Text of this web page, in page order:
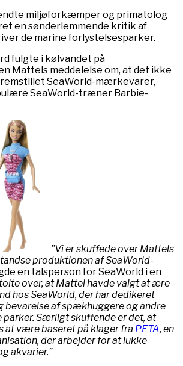
miljøforkæmper og primatolog
en sønderlemmende kritik af
de marine forlystelsesparker.
fulgte i kølvandet på
Mattels meddelelse om, at det ikke
SeaWorld-mærkevarer,
SeaWorld-træner Barbie-
”Vi er skuffede over Mattels
produktionen af SeaWorld-
en talsperson for SeaWorld i en
over, at Mattel havde valgt at ære
hos SeaWorld, der har dedikeret
bevarelse af spækhuggere og andre
parker. Særligt skuffende er det, at
at være baseret på klager fra PETA, en
der arbejder for at lukke
akvarier.”